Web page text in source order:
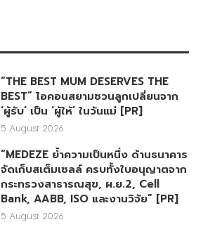
“THE BEST MUM DESERVES THE
BEST” ไอคอนสยามชวนลูกเปลี่ยนจาก
‘ผู้รับ’ เป็น ‘ผู้ให้’ ในวันแม่ [PR]
5 August 2026
“MEDEZE ย้ำความเป็นหนึ่ง ด้านธนาคาร
จัดเก็บสเต็มเซลล์ ครบทั้งใบอนุญาตจาก
กระทรวงสาธารณสุข, ผ.ย.2, Cell
Bank, AABB, ISO และงานวิจัย” [PR]
5 August 2026